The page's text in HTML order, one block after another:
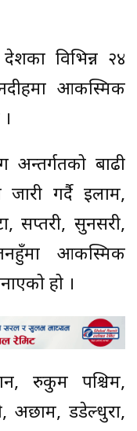
विभिन्न २४
आकस्मिक
अन्तर्गतको बाढी
जारी गर्दै इलाम,
सप्तरी, सुनसरी,
आकस्मिक
हो ।
रुकुम पश्चिम,
अछाम, डडेल्धुरा,